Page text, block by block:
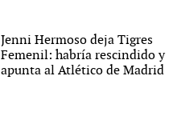
Jenni Hermoso deja Tigres
Femenil: habría rescindido y
apunta al Atlético de Madrid